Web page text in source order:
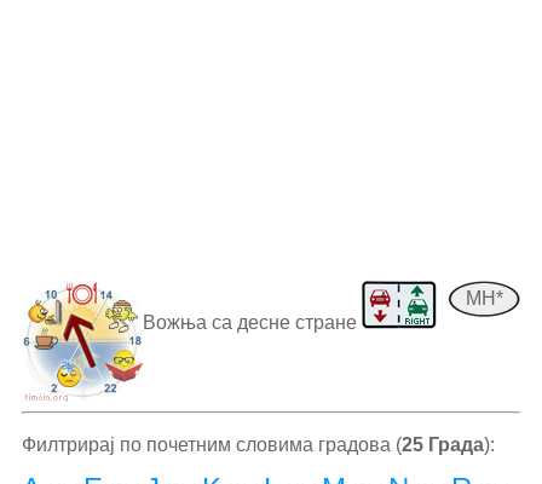
MH*
Вожња са десне стране
Филтрирај по почетним словима градова (25 Града):